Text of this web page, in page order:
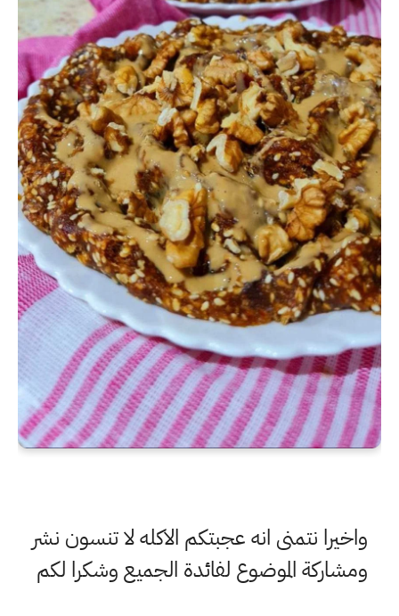
واخيرا نتمنى انه عجبتكم الاكله لا تنسون نشر
ومشاركة الموضوع لفائدة الجميع وشكرا لكم